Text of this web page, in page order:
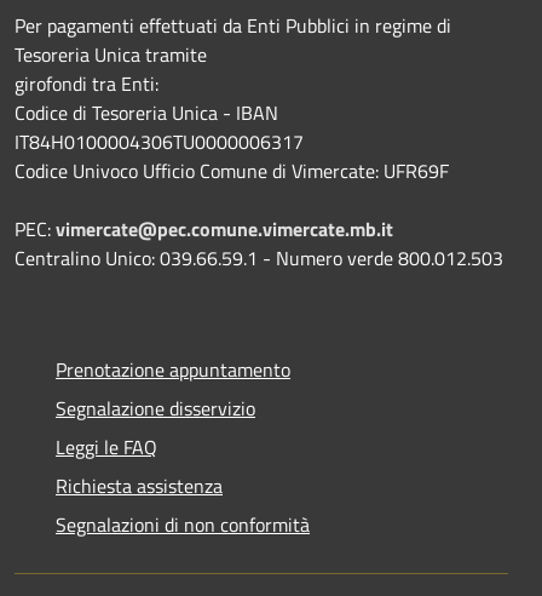
Per pagamenti effettuati da Enti Pubblici in regime di
Tesoreria Unica tramite
girofondi tra Enti:
Codice di Tesoreria Unica - IBAN
IT84H0100004306TU0000006317
Codice Univoco Ufficio Comune di Vimercate: UFR69F
PEC:vimercate@pec.comune.vimercate.mb.it
Centralino Unico: 039.66.59.1 - Numero verde 800.012.503
Prenotazione appuntamento
Segnalazione disservizio
Leggi le FAQ
Richiesta assistenza
Segnalazioni di non conformità